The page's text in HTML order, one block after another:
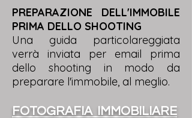
PREPARAZIONE DELL'IMMOBILE
PRIMA DELLO SHOOTING
Una guida particolareggiata
verrà inviata per email prima
dello shooting in modo da
preparare l'immobile, al meglio.
FOTOGRAFIA IMMOBILIARE